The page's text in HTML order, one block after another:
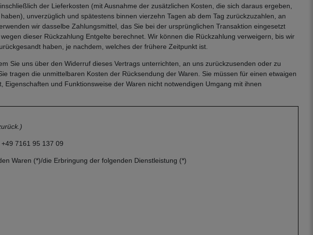
der Lieferkosten (mit Ausnahme der zusätzlichen Kosten, die sich daraus ergeben,
unverzüglich und spätestens binnen vierzehn Tagen ab dem Tag zurückzuzahlen, an
wir dasselbe Zahlungsmittel, das Sie bei der ursprünglichen Transaktion eingesetzt
dieser Rückzahlung Entgelte berechnet. Wir können die Rückzahlung verweigern, bis wir
haben, je nachdem, welches der frühere Zeitpunkt ist.
Sie uns über den Widerruf dieses Vertrags unterrichten, an uns zurückzusenden oder zu
tragen die unmittelbaren Kosten der Rücksendung der Waren. Sie müssen für einen etwaigen
und Funktionsweise der Waren nicht notwendigen Umgang mit ihnen
7161 95 137 09
Waren (*)/die Erbringung der folgenden Dienstleistung (*)